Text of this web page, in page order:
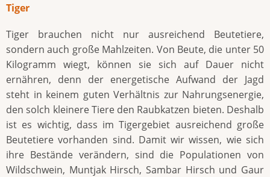
Tiger
Tiger brauchen nicht nur ausreichend Beutetiere,
sondern auch große Mahlzeiten. Von Beute, die unter 50
Kilogramm wiegt, können sie sich auf Dauer nicht
ernähren, denn der energetische Aufwand der Jagd
steht in keinem guten Verhältnis zur Nahrungsenergie,
den solch kleinere Tiere den Raubkatzen bieten. Deshalb
ist es wichtig, dass im Tigergebiet ausreichend große
Beutetiere vorhanden sind. Damit wir wissen, wie sich
ihre Bestände verändern, sind die Populationen von
Wildschwein, Muntjak Hirsch, Sambar Hirsch und Gaur